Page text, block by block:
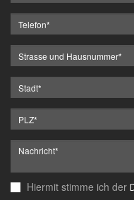
Hiermit stimme ich der